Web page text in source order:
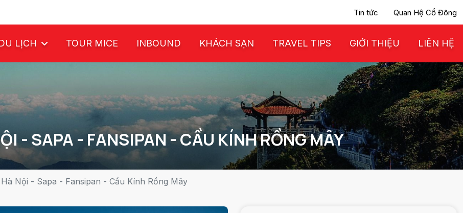
Tin tức Quan Hệ Cổ Đông
LỊCH TOUR MICE INBOUND KHÁCH SẠN TRAVEL TIPS GIỚI THIỆU LIÊN HỆ
- SAPA - FANSIPAN - CẦU KÍNH RỒNG MÂY
Nội - Sapa - Fansipan - Cầu Kính Rồng Mây